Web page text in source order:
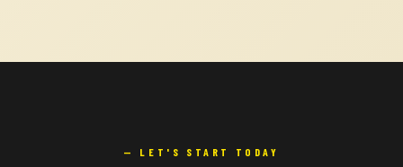
— LET'S START TODAY